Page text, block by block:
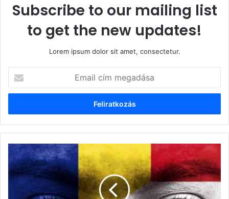
Subscribe to our mailing list
to get the new updates!
Lorem ipsum dolor sit amet, consectetur.
cím
megadása
ÁBRÁM
ZOLTÁN
-
Miniszterelnöki